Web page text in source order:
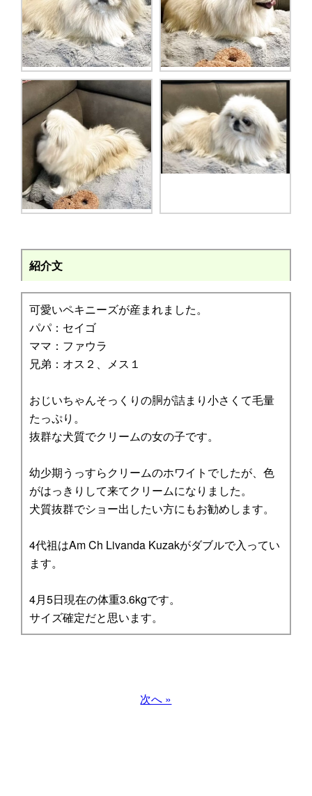
紹介文
可愛いペキニーズが産まれました。
パパ：セイゴ
ママ：ファウラ
兄弟：オス２、メス１
おじいちゃんそっくりの胴が詰まり小さくて毛量
たっぷり。
抜群な犬質でクリームの女の子です。
幼少期うっすらクリームのホワイトでしたが、色
がはっきりして来てクリームになりました。
犬質抜群でショー出したい方にもお勧めします。
4代祖はAm Ch Livanda Kuzakがダブルで入ってい
ます。
4月5日現在の体重3.6kgです。
サイズ確定だと思います。
次へ »